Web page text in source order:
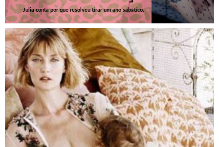
Julia conta por que resolveu tirar um ano sabático.